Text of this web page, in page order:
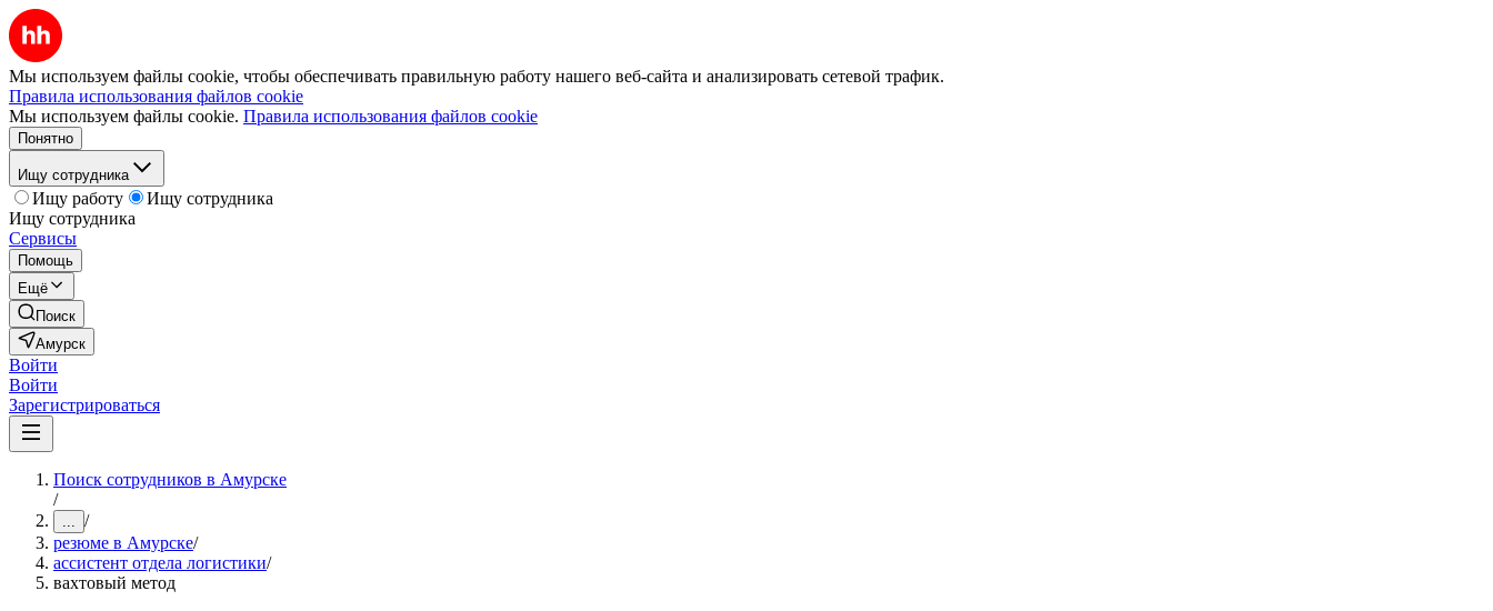
Мы используем файлы cookie, чтобы обеспечивать правильную работу нашего веб-сайта и анализировать сетевой трафик.
Правила использования файлов cookie
Мы используем файлы cookie. Правила использования файлов cookie
Понятно
Ищу сотрудника
Ищу работу
Ищу сотрудника
Ищу сотрудника
Сервисы
Помощь
Ещё
Поиск
Амурск
Войти
Войти
Зарегистрироваться
Поиск сотрудников в Амурске
/
... /
резюме в Амурске/
ассистент отдела логистики/
вахтовый метод